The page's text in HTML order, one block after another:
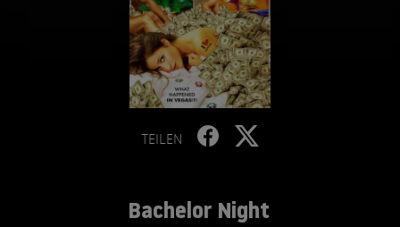
TEILEN
Bachelor Night